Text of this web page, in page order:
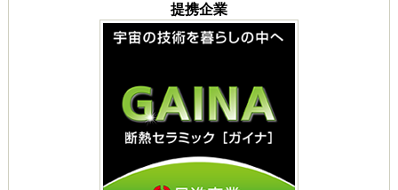
提携企業